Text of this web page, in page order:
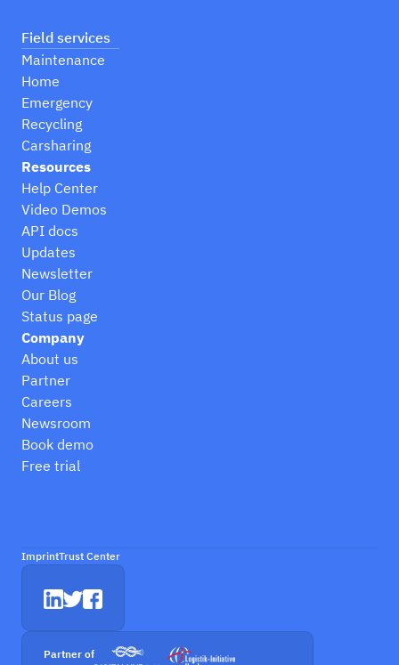
Field services
Maintenance
Home
Emergency
Recycling
Carsharing
Resources
Help Center
Video Demos
API docs
Updates
Newsletter
Our Blog
Status page
Company
About us
Partner
Careers
Newsroom
Book demo
Free trial
ImprintTrust Center
Partner of